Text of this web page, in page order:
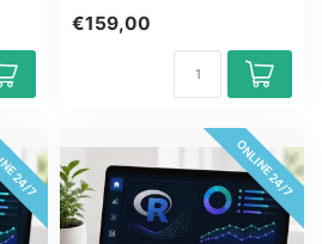
Programming Training onli...
€159,00
24/7 ONLINE 24/7